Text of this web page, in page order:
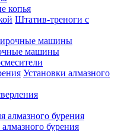
копья
Штатив-треноги с
машины
машины
Установки алмазного
алмазного бурения
бурения